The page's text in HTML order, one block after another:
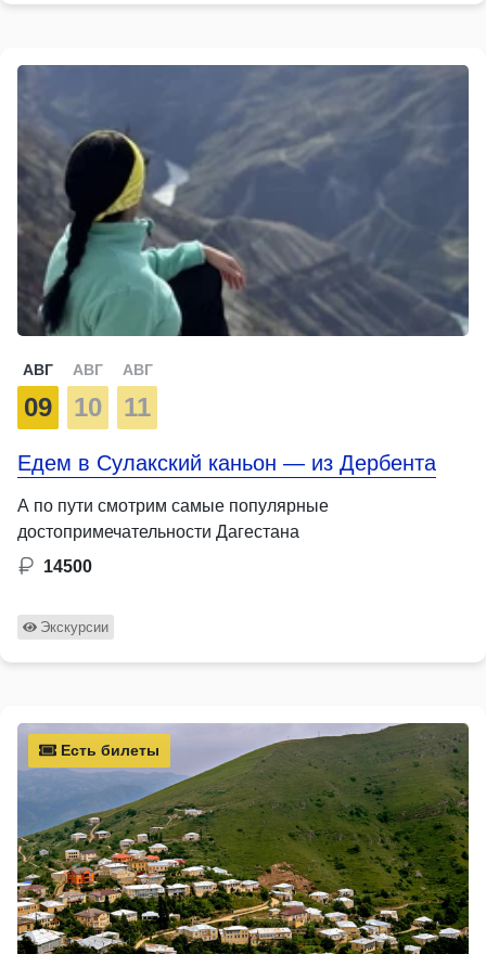
АВГ
09
АВГ
10
АВГ
11
Едем в Сулакский каньон — из Дербента
А по пути смотрим самые популярные
достопримечательности Дагестана
14500
Экскурсии
Есть билеты